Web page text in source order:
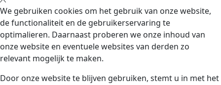
We gebruiken cookies om het gebruik van onze website,
de functionaliteit en de gebruikerservaring te
optimalieren. Daarnaast proberen we onze inhoud van
onze website en eventuele websites van derden zo
relevant mogelijk te maken.
Door onze website te blijven gebruiken, stemt u in met het